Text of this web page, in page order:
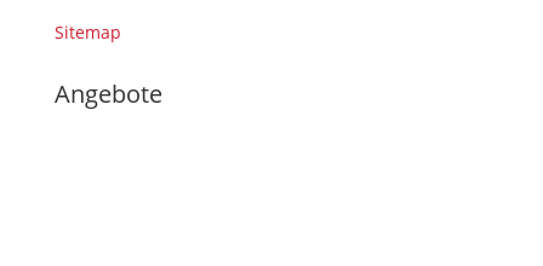
Sitemap
Angebote